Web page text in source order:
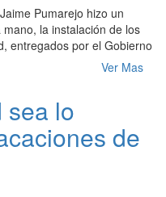
Pumarejo hizo un
la instalación de los
entregados por el Gobierno
Ver Mas
sea lo
de